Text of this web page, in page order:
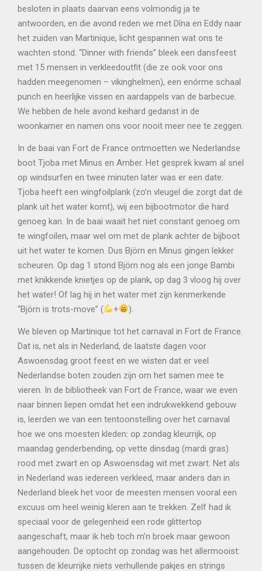
besloten in plaats daarvan eens volmondig ja te
antwoorden, en die avond reden we met Dîna en Eddy naar
het zuiden van Martinique, licht gespannen wat ons te
wachten stond. “Dinner with friends” bleek een dansfeest
met 15 mensen in verkleedoutfit (die ze ook voor ons
hadden meegenomen – vikinghelmen), een enórme schaal
punch en heerlijke vissen en aardappels van de barbecue.
We hebben de hele avond keihard gedanst in de
woonkamer en namen ons voor nooit meer nee te zeggen.
In de baai van Fort de France ontmoetten we Nederlandse
boot Tjoba met Minus en Amber. Het gesprek kwam al snel
op windsurfen en twee minuten later was er een date:
Tjoba heeft een wingfoilplank (zo’n vleugel die zorgt dat de
plank uit het water komt), wij een bijbootmotor die hard
genoeg kan. In de baai waait het niet constant genoeg om
te wingfoilen, maar wel om met de plank achter de bijboot
uit het water te komen. Dus Björn en Minus gingen lekker
scheuren. Op dag 1 stond Björn nog als een jonge Bambi
met knikkende knietjes op de plank, op dag 3 vloog hij over
het water! Of lag hij in het water met zijn kenmerkende
“Björn is trots-move” (
+ ).
We bleven op Martinique tot het carnaval in Fort de France.
Dat is, net als in Nederland, de laatste dagen voor
Aswoensdag groot feest en we wisten dat er veel
Nederlandse boten zouden zijn om het samen mee te
vieren. In de bibliotheek van Fort de France, waar we even
naar binnen liepen omdat het een indrukwekkend gebouw
is, leerden we van een tentoonstelling over het carnaval
hoe we ons moesten kleden: op zondag kleurrijk, op
maandag genderbending, op vette dinsdag (mardi gras)
rood met zwart en op Aswoensdag wit met zwart. Net als
in Nederland was iedereen verkleed, maar anders dan in
Nederland bleek het voor de meesten mensen vooral een
excuus om heel weinig kleren aan te trekken. Zelf had ik
speciaal voor de gelegenheid een rode glittertop
aangeschaft, maar ik heb toch m’n broek maar gewoon
aangehouden. De optocht op zondag was het allermooist:
tussen de kleurrijke niets verhullende pakjes en strings